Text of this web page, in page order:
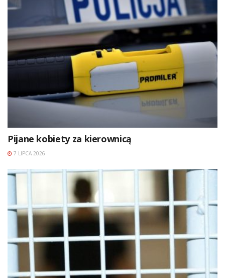
Pijane kobiety za kierownicą
7 LIPCA 2026